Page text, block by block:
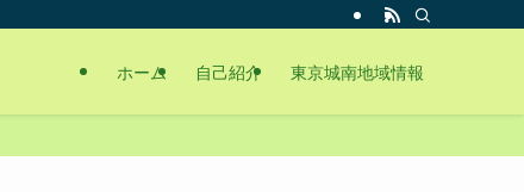
ホーム 自己紹介 東京城南地域情報